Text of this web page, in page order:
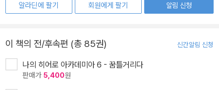
알라딘에 팔기
회원에게 팔기
알림 신청
이 책의 전/후속편 (총 85권) 신간알림 신청
나의 히어로 아카데미아 6 - 꿈틀거리다
판매가 5,400원